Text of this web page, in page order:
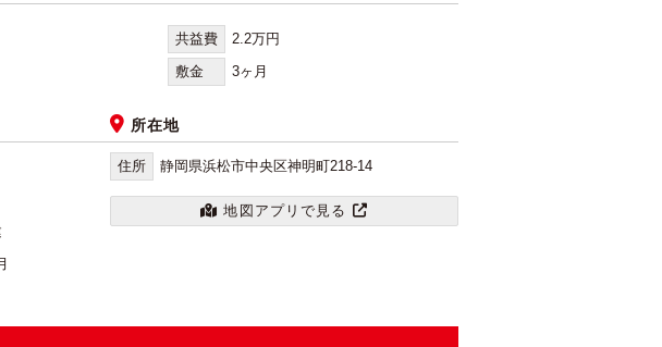
共益費
2.2万円
敷金
3ヶ月
所在地
住所 静岡県浜松市中央区神明町218-14
地図アプリで見る